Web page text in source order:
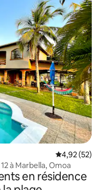
appréciés
Évaluation
4,92 (52)
à Marbella, Omoa
en résidence